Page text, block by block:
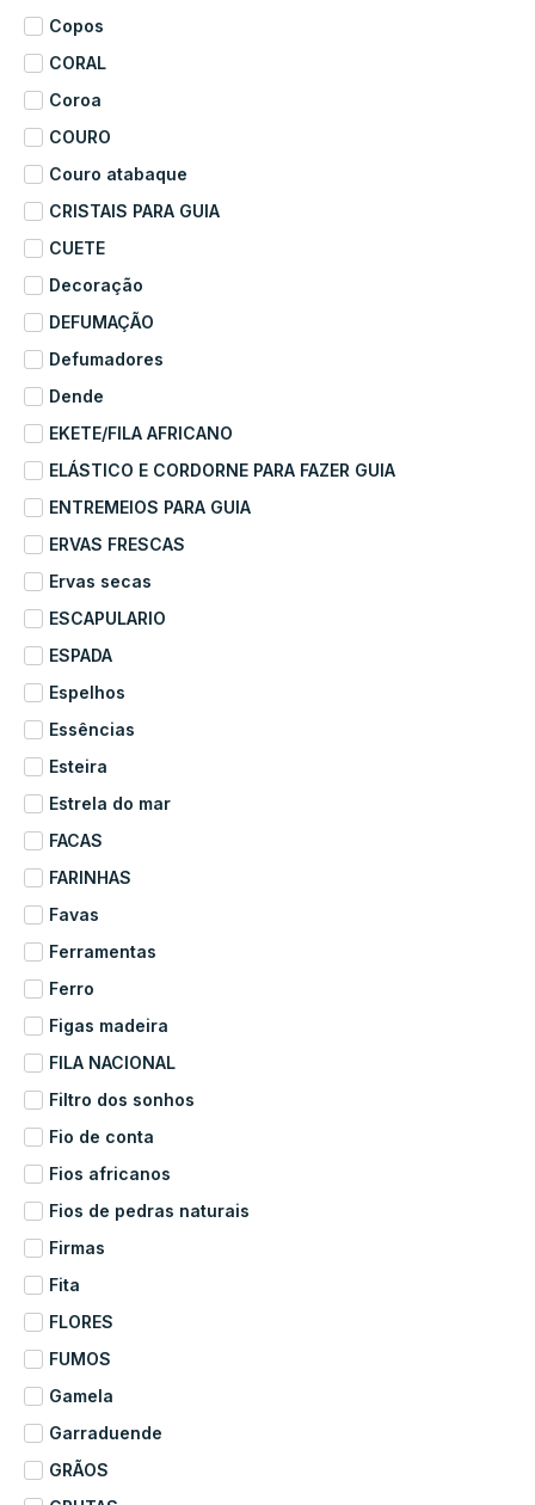
Copos
CORAL
Coroa
COURO
Couro atabaque
CRISTAIS PARA GUIA
CUETE
Decoração
DEFUMAÇÃO
Defumadores
Dende
EKETE/FILA AFRICANO
ELÁSTICO E CORDORNE PARA FAZER GUIA
ENTREMEIOS PARA GUIA
ERVAS FRESCAS
Ervas secas
ESCAPULARIO
ESPADA
Espelhos
Essências
Esteira
Estrela do mar
FACAS
FARINHAS
Favas
Ferramentas
Ferro
Figas madeira
FILA NACIONAL
Filtro dos sonhos
Fio de conta
Fios africanos
Fios de pedras naturais
Firmas
Fita
FLORES
FUMOS
Gamela
Garraduende
GRÃOS